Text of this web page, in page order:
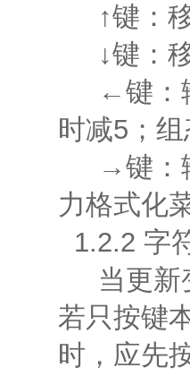
↑键：移
↓键：移
←键：输
时减5；
→键：输
力格式化
1.2.2 字
当更新
若只按键
时，应先